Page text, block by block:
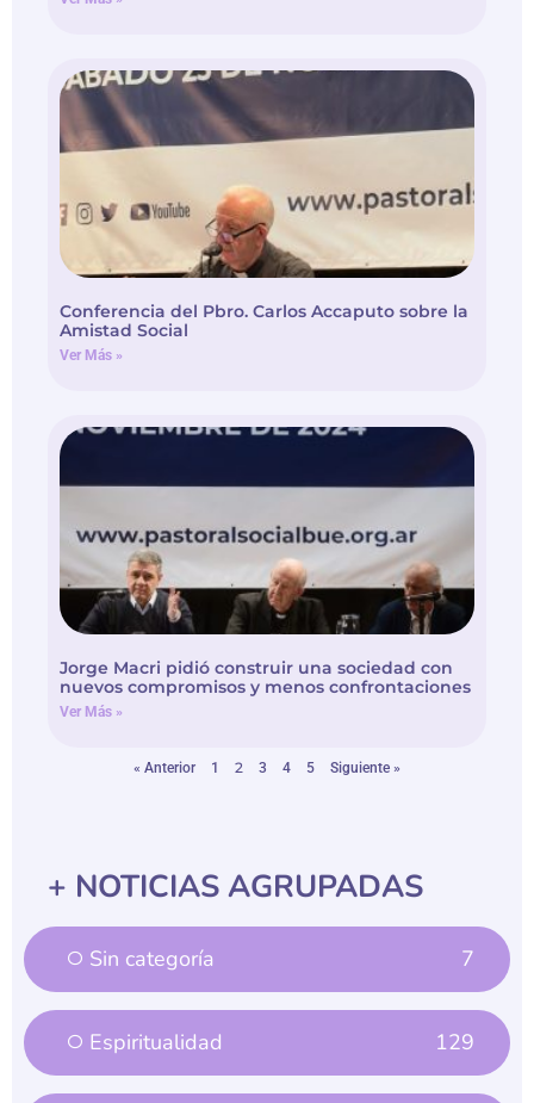
Conferencia del Pbro. Carlos Accaputo sobre la
Amistad Social
Ver Más »
Jorge Macri pidió construir una sociedad con
nuevos compromisos y menos confrontaciones
Ver Más »
« Anterior 1 2 3 4 5 Siguiente »
+ NOTICIAS AGRUPADAS
Sin categoría 7
Espiritualidad 129